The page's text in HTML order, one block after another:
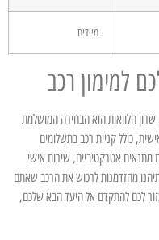
מיידית
למימון רכב
הלוואות הוא הבחירה המושלמת
כולל קניית רכב בתשלומים
מתנאים אטרקטיביים, שירות אישי
מהזדמנות לרכוש את הרכב שאתם
לכם להתקדם אל היעד הבא שלכם,